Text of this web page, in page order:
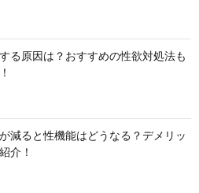
る原因は？おすすめの性欲対処法も
減ると性機能はどうなる？デメリッ
介！